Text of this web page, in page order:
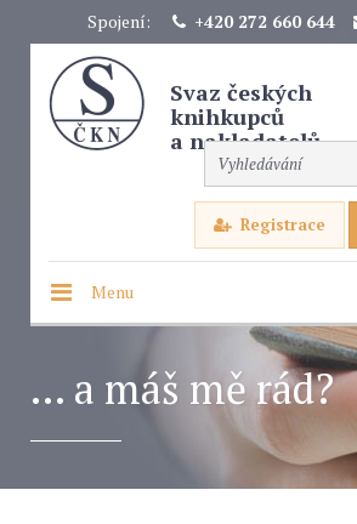
Spojení: +420 272 660 644
Svaz českých
knihkupců
a nakladatelů
Registrace
Menu
... a máš mě rád?